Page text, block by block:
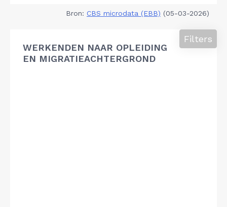
Bron: CBS microdata (EBB) (05-03-2026)
WERKENDEN NAAR OPLEIDING
EN MIGRATIEACHTERGROND
Filters